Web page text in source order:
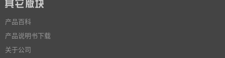
产品百科
产品说明书下载
关于公司